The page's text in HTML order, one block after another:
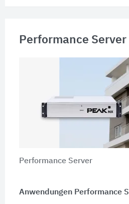
Performance Server
Performance Server
Anwendungen Performance